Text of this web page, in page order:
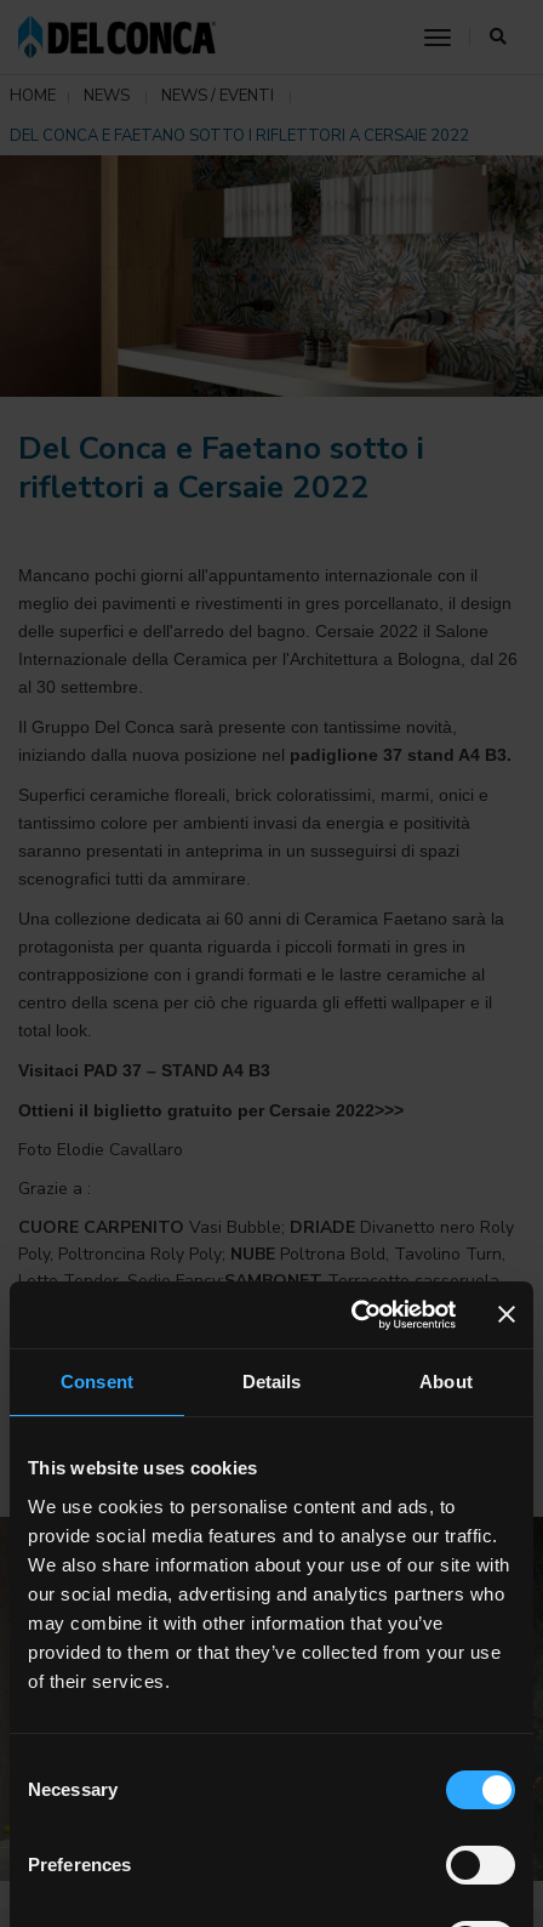
Consent Details About
This website uses cookies
We use cookies to personalise content and ads, to
provide social media features and to analyse our traffic.
We also share information about your use of our site with
our social media, advertising and analytics partners who
may combine it with other information that you’ve
provided to them or that they’ve collected from your use
of their services.
Selection
Necessary
Preferences
toggle
HOME NEWS
NEWS / EVENTI
DEL CONCA E FAETANO SOTTO I RIFLETTORI A CERSAIE 2022
Del Conca e Faetano sotto i
riflettori a Cersaie 2022
Mancano pochi giorni all'appuntamento internazionale con il
meglio dei pavimenti e rivestimenti in gres porcellanato, il design
delle superfici e dell'arredo del bagno. Cersaie 2022 il Salone
Internazionale della Ceramica per l'Architettura a Bologna, dal 26
al 30 settembre.
Il Gruppo Del Conca sarà presente con tantissime novità,
iniziando dalla nuova posizione nel padiglione 37 stand A4 B3.
Superfici ceramiche floreali, brick coloratissimi, marmi, onici e
tantissimo colore per ambienti invasi da energia e positività
saranno presentati in anteprima in un susseguirsi di spazi
scenografici tutti da ammirare.
Una collezione dedicata ai 60 anni di Ceramica Faetano sarà la
protagonista per quanta riguarda i piccoli formati in gres in
contrapposizione con i grandi formati e le lastre ceramiche al
centro della scena per ciò che riguarda gli effetti wallpaper e il
total look.
Visitaci PAD 37 – STAND A4 B3
Ottieni il biglietto gratuito per Cersaie 2022>>>
Foto Elodie Cavallaro
Grazie a :
CUORE CARPENITO Vasi Bubble; DRIADE Divanetto nero Roly
Poly, Poltroncina Roly Poly; NUBE Poltrona Bold, Tavolino Turn,
Letto Tender, Sedie Fancy;SAMBONETTerracotto casseruola
curry, Terracotto Casseruola vanilla, Madame alzata, Penelope
ZILIOArkad;